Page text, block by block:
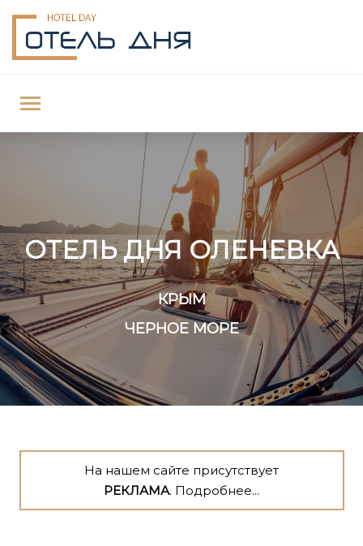
ОТЕЛЬ ДНЯ ОЛЕНЕВКА
КРЫМ
ЧЕРНОЕ МОРЕ
На нашем сайте присутствует
РЕКЛАМА. Подробнее...